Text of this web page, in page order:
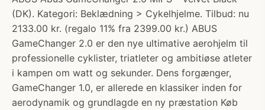
(DK). Kategori: Beklædning > Cykelhjelme. Tilbud: nu
2133.00 kr. (regalo 11% fra 2399.00 kr.) ABUS
GameChanger 2.0 er den nye ultimative aerohjelm til
professionelle cyklister, triatleter og ambitiøse atleter
i kampen om watt og sekunder. Dens forgænger,
GameChanger 1.0, er allerede en klassiker inden for
aerodynamik og grundlagde en ny præstation Køb